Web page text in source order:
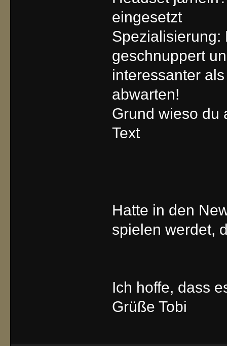
eingesetzt
Spezialisierung:
geschnuppert
interessanter
abwarten!
Grund wieso du
Text
Hatte in den
spielen werdet,
Ich hoffe, dass
Grüße Tobi